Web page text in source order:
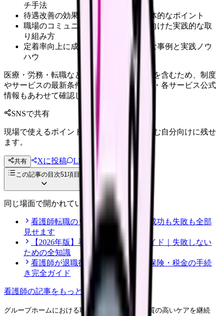
チ手法
待遇改善の効果的な進め方とその具体的なポイント
職場のコミュニケーション活性化に向けた実践的な取
り組み方
定着率向上に成功した施設の具体的な事例と実践ノウ
ハウ
医療・労務・転職など判断に影響する内容を含むため、制度
やサービスの最新条件は公的機関・勤務先・各サービス公式
情報もあわせて確認してください。
SNSで共有
現場で使えるポイントを、同僚やあとで読む自分向けに残せ
ます。
共有 Xに投稿 LINE
この記事の目次51項目
同じ場面で開かれている記事
看護師転職のリアル体験談12選｜成功も失敗も全部
見せます
【2026年版】看護師転職の完全ガイド｜失敗しない
ための全知識
看護師が退職後にやるべき年金・保険・税金の手続
き完全ガイド
看護師の記事をもっと見る
グループホームにおける職員の定着率向上は、質の高いケアを継続